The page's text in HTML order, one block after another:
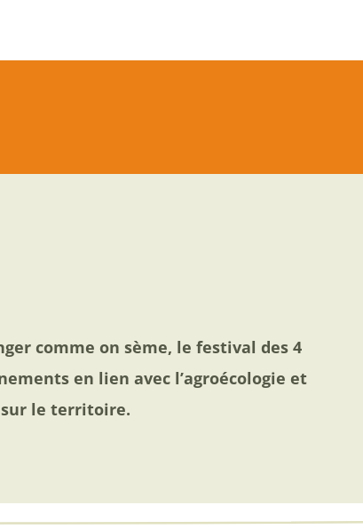
comme on sème, le festival des 4
en lien avec l’agroécologie et
le territoire.